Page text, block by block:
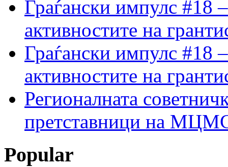
Граѓански импулс #18
активностите на
Граѓански импулс #18
активностите на
Регионалната
претставници на МЦМС
Popular